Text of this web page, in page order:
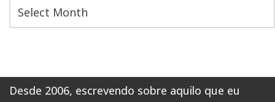
Desde 2006, escrevendo sobre aquilo que eu